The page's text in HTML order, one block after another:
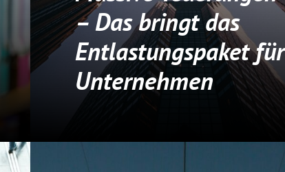
– Das bringt das
Entlastungspaket für
Unternehmen